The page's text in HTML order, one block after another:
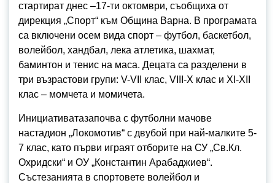
стартират днес –17-ти октомври, съобщиха от
дирекция „Спорт“ към Община Варна. В програмата
са включени осем вида спорт – футбол, баскетбол,
волейбол, хандбал, лека атлетика, шахмат,
баминтон и тенис на маса. Децата са разделени в
три възрастови групи: V-VII клас, VIII-X клас и XI-XII
клас – момчета и момичета.
Инициативатазапочва с футболни мачове
настадион „Локомотив“ с двубой при най-малките 5-
7 клас, като първи играят отборите на СУ „Св.Кл.
Охридски“ и ОУ „Константин Арабаджиев“.
Състезанията в спортовете волейбол и